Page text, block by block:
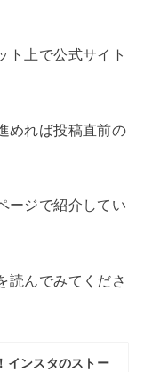
ト上で公式サイト
めれば投稿直前の
ージで紹介してい
読んでみてくださ
インスタのストー